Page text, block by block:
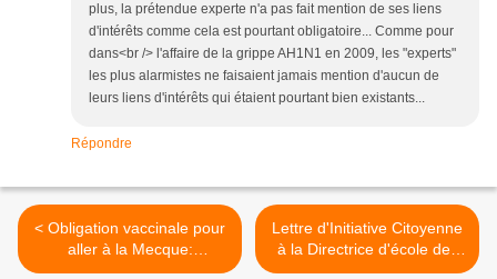
plus, la prétendue experte n'a pas fait mention de ses liens
d'intérêts comme cela est pourtant obligatoire... Comme pour
dans<br /> l'affaire de la grippe AH1N1 en 2009, les "experts"
les plus alarmistes ne faisaient jamais mention d'aucun de
leurs liens d'intérêts qui étaient pourtant bien existants...
Répondre
< Obligation vaccinale pour
aller à la Mecque:
interpellation pertinente de
Lettre d'Initiative Citoyenne
à la Directrice d'école des
enfants Guéret >